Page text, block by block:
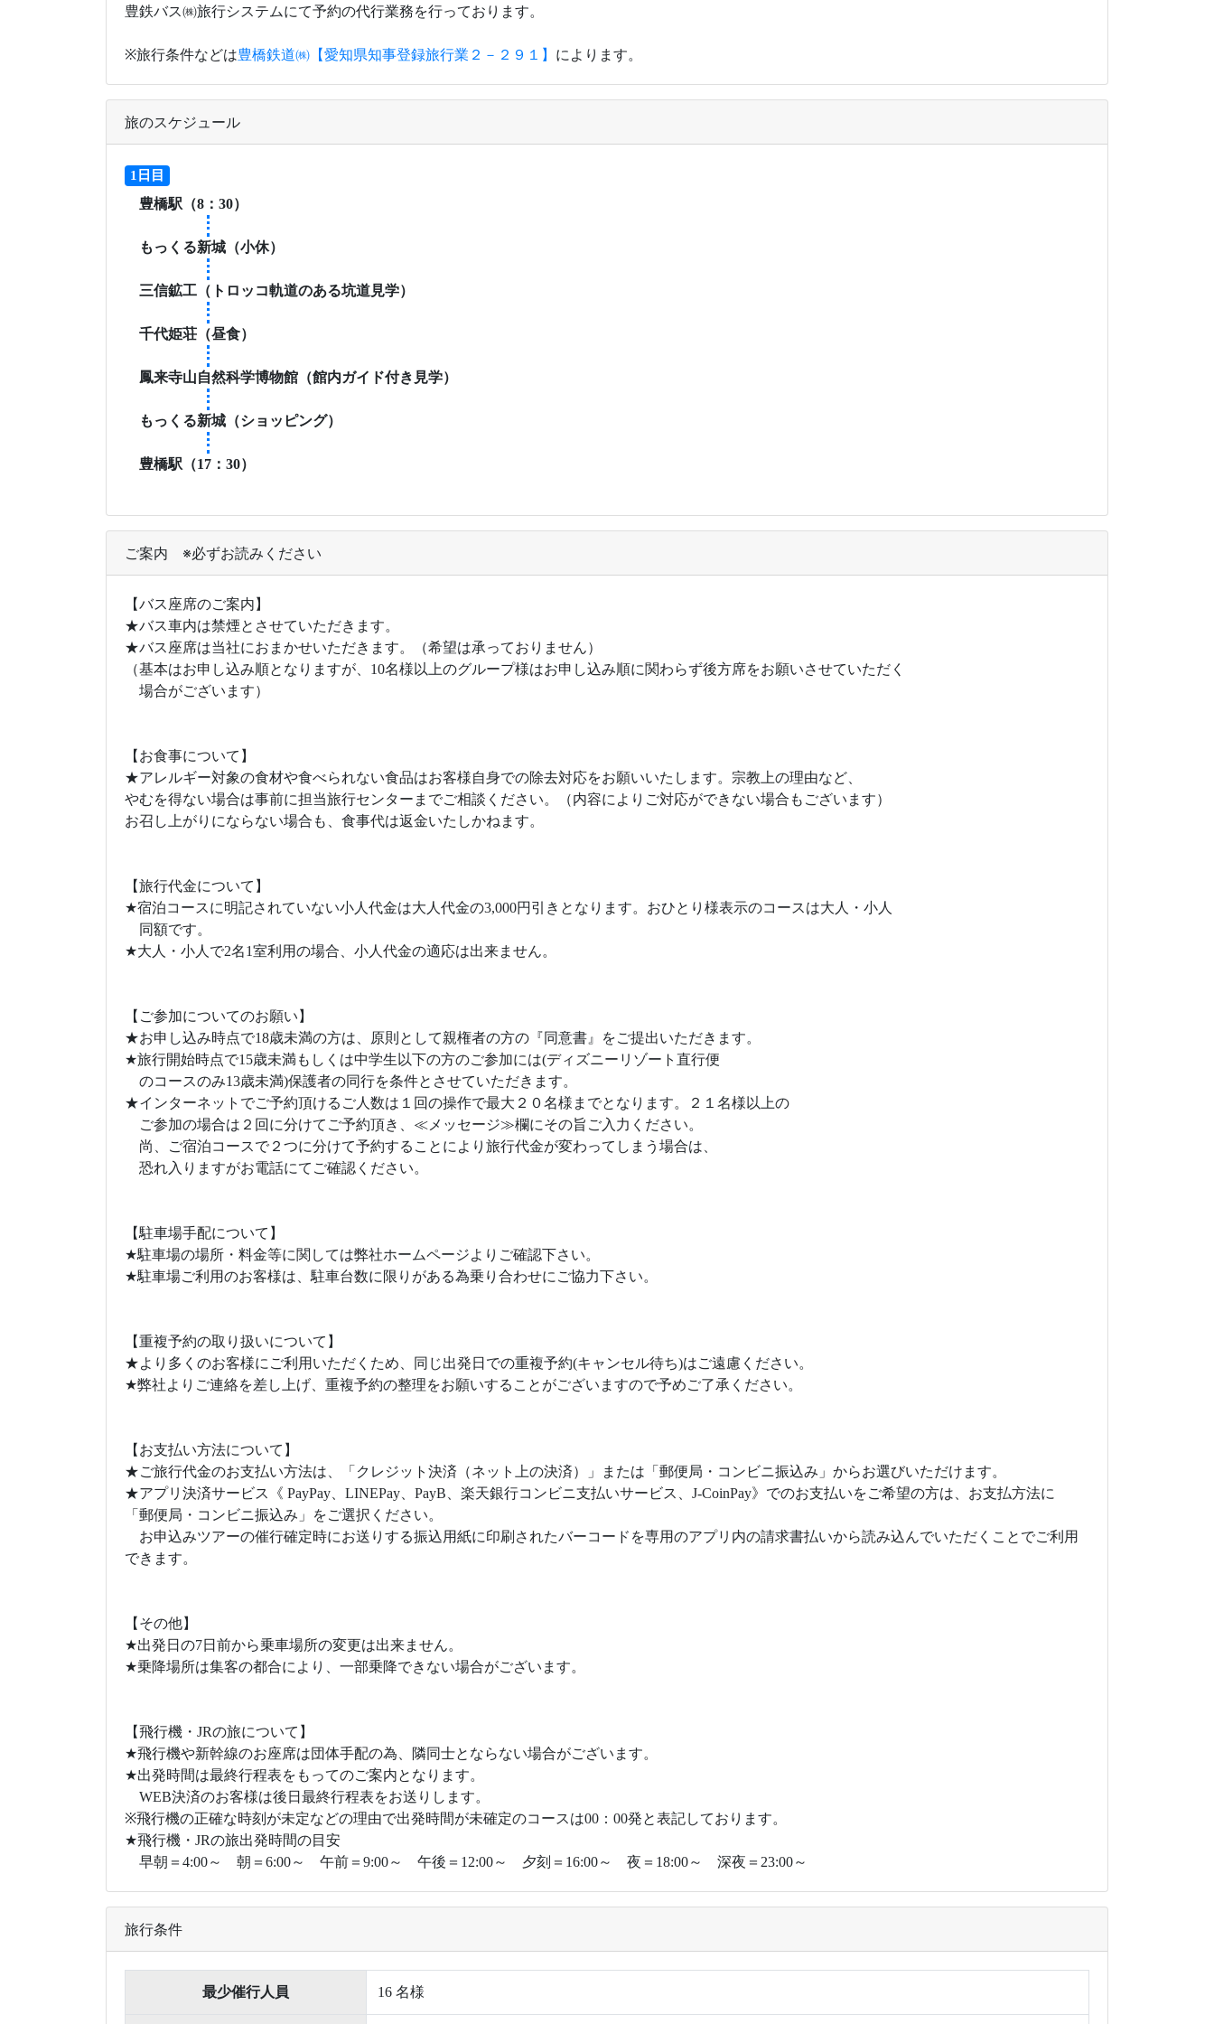
豊鉄バス㈱旅行システムにて予約の代行業務を行っております。
※旅行条件などは豊橋鉄道㈱【愛知県知事登録旅行業２－２９１】 によります。
旅のスケジュール
1日目
豊橋駅（8：30）
もっくる新城（小休）
三信鉱工（トロッコ軌道のある坑道見学）
千代姫荘（昼食）
鳳来寺山自然科学博物館（館内ガイド付き見学）
もっくる新城（ショッピング）
豊橋駅（17：30）
ご案内 ※必ずお読みください
【バス座席のご案内】
★バス車内は禁煙とさせていただきます。
★バス座席は当社におまかせいただきます。（希望は承っておりません）
（基本はお申し込み順となりますが、10名様以上のグループ様はお申し込み順に関わらず後方席をお願いさせていただく
場合がございます）
【お食事について】
★アレルギー対象の食材や食べられない食品はお客様自身での除去対応をお願いいたします。宗教上の理由など、
やむを得ない場合は事前に担当旅行センターまでご相談ください。（内容によりご対応ができない場合もございます）
お召し上がりにならない場合も、食事代は返金いたしかねます。
【旅行代金について】
★宿泊コースに明記されていない小人代金は大人代金の3,000円引きとなります。おひとり様表示のコースは大人・小人
同額です。
★大人・小人で2名1室利用の場合、小人代金の適応は出来ません。
【ご参加についてのお願い】
★お申し込み時点で18歳未満の方は、原則として親権者の方の『同意書』をご提出いただきます。
★旅行開始時点で15歳未満もしくは中学生以下の方のご参加には(ディズニーリゾート直行便
のコースのみ13歳未満)保護者の同行を条件とさせていただきます。
★インターネットでご予約頂けるご人数は１回の操作で最大２０名様までとなります。２１名様以上の
ご参加の場合は２回に分けてご予約頂き、≪メッセージ≫欄にその旨ご入力ください。
尚、ご宿泊コースで２つに分けて予約することにより旅行代金が変わってしまう場合は、
恐れ入りますがお電話にてご確認ください。
【駐車場手配について】
★駐車場の場所・料金等に関しては弊社ホームページよりご確認下さい。
★駐車場ご利用のお客様は、駐車台数に限りがある為乗り合わせにご協力下さい。
【重複予約の取り扱いについて】
★より多くのお客様にご利用いただくため、同じ出発日での重複予約(キャンセル待ち)はご遠慮ください。
★弊社よりご連絡を差し上げ、重複予約の整理をお願いすることがございますので予めご了承ください。
【お支払い方法について】
★ご旅行代金のお支払い方法は、「クレジット決済（ネット上の決済）」または「郵便局・コンビニ振込み」からお選びいただけます。
★アプリ決済サービス《 PayPay、LINEPay、PayB、楽天銀行コンビニ支払いサービス、J-CoinPay》でのお支払いをご希望の方は、お支払方法に
「郵便局・コンビニ振込み」をご選択ください。
お申込みツアーの催行確定時にお送りする振込用紙に印刷されたバーコードを専用のアプリ内の請求書払いから読み込んでいただくことでご利用
できます。
【その他】
★出発日の7日前から乗車場所の変更は出来ません。
★乗降場所は集客の都合により、一部乗降できない場合がございます。
【飛行機・JRの旅について】
★飛行機や新幹線のお座席は団体手配の為、隣同士とならない場合がございます。
★出発時間は最終行程表をもってのご案内となります。
WEB決済のお客様は後日最終行程表をお送りします。
※飛行機の正確な時刻が未定などの理由で出発時間が未確定のコースは00：00発と表記しております。
★飛行機・JRの旅出発時間の目安
早朝＝4:00～ 朝＝6:00～ 午前＝9:00～ 午後＝12:00～ 夕刻＝16:00～ 夜＝18:00～ 深夜＝23:00～
旅行条件
最少催行人員 16 名様